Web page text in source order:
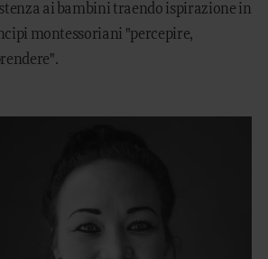
ai bambini traendo ispirazione in
montessoriani "percepire,